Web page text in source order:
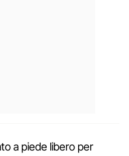
a piede libero per